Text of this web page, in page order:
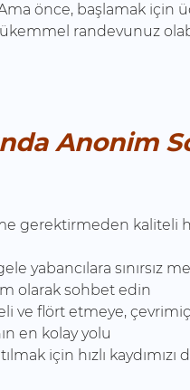
önce, başlamak için
randevunuz
Anonim
gerektirmeden kaliteli
yabancılara sınırsız
olarak sohbet edin
ve flört etmeye,
en kolay yolu
için hızlı kaydımızı